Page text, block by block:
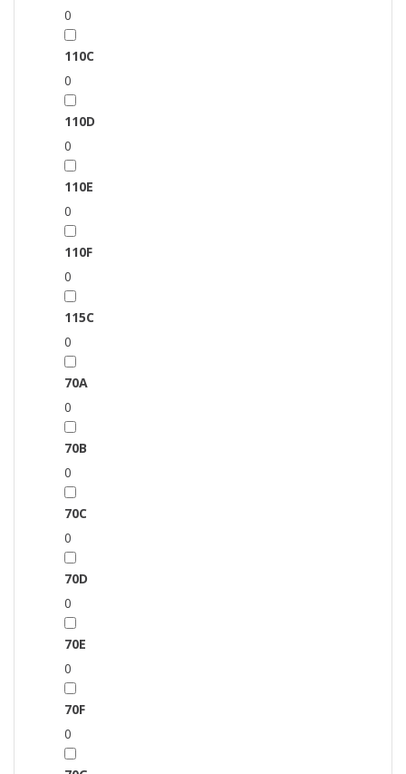
0
110C
0
110D
0
110E
0
110F
0
115C
0
70A
0
70B
0
70C
0
70D
0
70E
0
70F
0